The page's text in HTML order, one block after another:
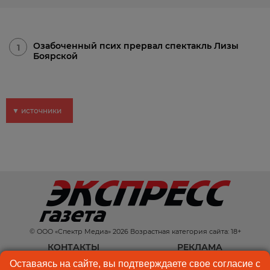
1
Озабоченный псих прервал спектакль Лизы
Боярской
▼ источники
© ООО «Спектр Медиа» 2026 Возрастная категория сайта: 18+
КОНТАКТЫ
РЕКЛАМА
КУКИ-ФАЙЛЫ
ПОЛЬЗОВАТЕЛЬСКОЕ
Оставаясь на сайте, вы подтверждаете свое согласие с